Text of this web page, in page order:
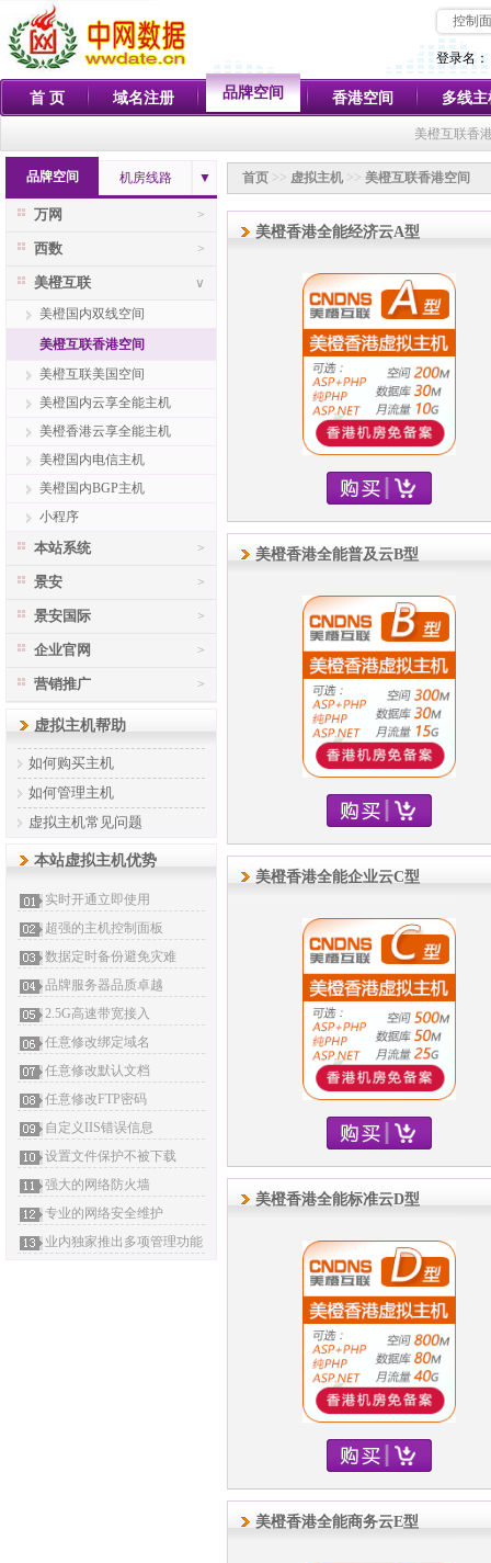
控制
登录名：
首 页 域名注册 品牌空间 香港空间 多线主
美橙互联香
品牌空间 机房线路 ▼
>
万网
>
西数
∨
美橙互联
美橙国内双线空间
美橙互联香港空间
美橙互联美国空间
美橙国内云享全能主机
美橙香港云享全能主机
美橙国内电信主机
美橙国内BGP主机
小程序
>
本站系统
>
景安
>
景安国际
>
企业官网
>
营销推广
虚拟主机帮助
如何购买主机
如何管理主机
虚拟主机常见问题
本站虚拟主机优势
实时开通立即使用
超强的主机控制面板
数据定时备份避免灾难
品牌服务器品质卓越
2.5G高速带宽接入
任意修改绑定域名
任意修改默认文档
任意修改FTP密码
自定义IIS错误信息
设置文件保护不被下载
强大的网络防火墙
专业的网络安全维护
业内独家推出多项管理功能
首页 >> 虚拟主机 >> 美橙互联香港空间
美橙香港全能经济云A型
美橙香港全能普及云B型
美橙香港全能企业云C型
美橙香港全能标准云D型
美橙香港全能商务云E型